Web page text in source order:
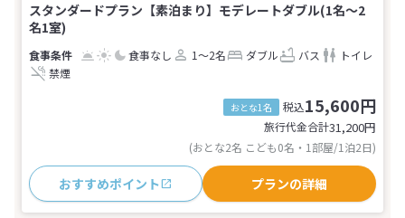
スタンダードプラン【素泊まり】モデレートダブル(1名～2
名1室)
食事なし 1～2名 ダブル バス
トイレ
禁煙
おとな1名 税込15,600円
旅行代金合計31,200円
(おとな2名 こども0名・1部屋/1泊2日)
おすすめポイント プランの詳細